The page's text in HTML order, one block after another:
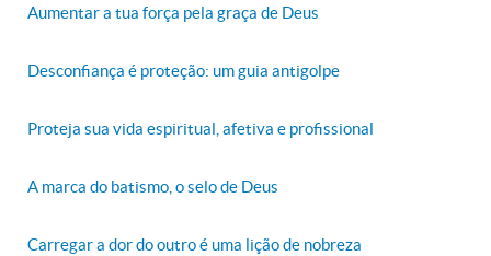
Aumentar a tua força pela graça de Deus
Desconfiança é proteção: um guia antigolpe
Proteja sua vida espiritual, afetiva e profissional
A marca do batismo, o selo de Deus
Carregar a dor do outro é uma lição de nobreza